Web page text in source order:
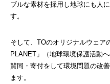
ブルな素材を採用し地球にも人
す。
そして、TOのオリジナルウェア
PLANET」（地球環境保護活動
賛同・寄付をして環境問題の改
ます。